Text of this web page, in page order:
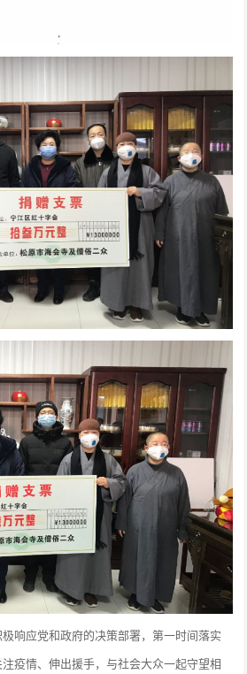
响应党和政府的决策部署，第一时间落实
疫情、伸出援手，与社会大众一起守望相